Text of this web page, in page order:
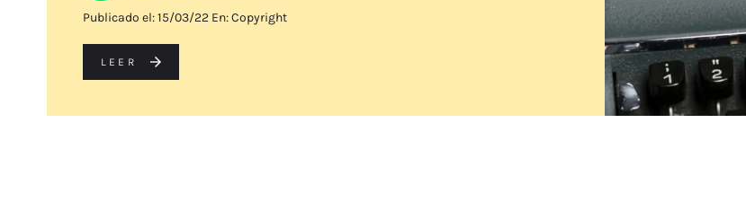
Publicado el:15/03/22 En: Copyright
LEER